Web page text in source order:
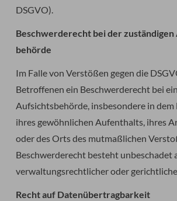
DSGVO).
Beschwerde­recht bei der
behörde
Im Falle von Verstößen gegen die
Betroffenen ein Beschwerderecht bei
Aufsichtsbehörde, insbesondere in
ihres gewöhnlichen Aufenthalts, ihres
oder des Orts des mutmaßlichen
Beschwerderecht besteht unbeschadet
verwaltungsrechtlicher oder
Recht auf Daten­übertrag­barkeit